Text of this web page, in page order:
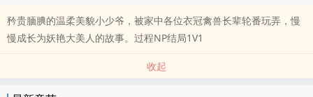
矜贵腼腆的温柔美貌小少爷，被家中各位衣冠禽兽长辈轮番玩弄，慢
慢成长为妖艳大美人的故事。过程NP结局1V1
收起